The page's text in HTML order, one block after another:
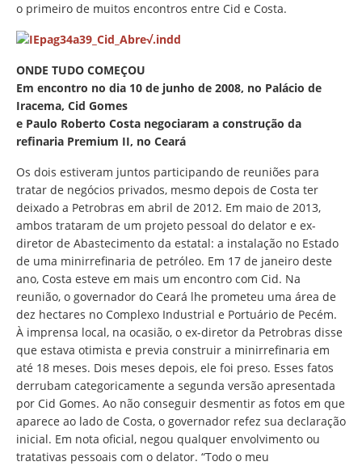
o primeiro de muitos encontros entre Cid e Costa.
ONDE TUDO COMEÇOU
Em encontro no dia 10 de junho de 2008, no Palácio de
Iracema, Cid Gomes
e Paulo Roberto Costa negociaram a construção da
refinaria Premium II, no Ceará
Os dois estiveram juntos participando de reuniões para
tratar de negócios privados, mesmo depois de Costa ter
deixado a Petrobras em abril de 2012. Em maio de 2013,
ambos trataram de um projeto pessoal do delator e ex-
diretor de Abastecimento da estatal: a instalação no Estado
de uma minirrefinaria de petróleo. Em 17 de janeiro deste
ano, Costa esteve em mais um encontro com Cid. Na
reunião, o governador do Ceará lhe prometeu uma área de
dez hectares no Complexo Industrial e Portuário de Pecém.
À imprensa local, na ocasião, o ex-diretor da Petrobras disse
que estava otimista e previa construir a minirrefinaria em
até 18 meses. Dois meses depois, ele foi preso. Esses fatos
derrubam categoricamente a segunda versão apresentada
por Cid Gomes. Ao não conseguir desmentir as fotos em que
aparece ao lado de Costa, o governador refez sua declaração
inicial. Em nota oficial, negou qualquer envolvimento ou
tratativas pessoais com o delator. “Todo o meu